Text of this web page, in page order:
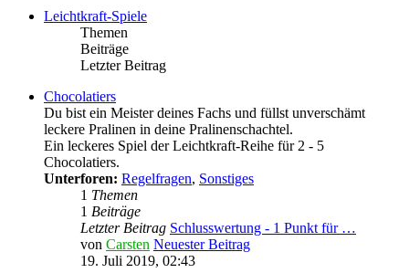
Leichtkraft-Spiele
Themen
Beiträge
Letzter Beitrag
Chocolatiers
Du bist ein Meister deines Fachs und füllst unverschämt
leckere Pralinen in deine Pralinenschachtel.
Ein leckeres Spiel der Leichtkraft-Reihe für 2 - 5
Chocolatiers.
Unterforen: Regelfragen, Sonstiges
1 Themen
1 Beiträge
Letzter Beitrag Schlusswertung - 1 Punkt für …
von Carsten Neuester Beitrag
19. Juli 2019, 02:43